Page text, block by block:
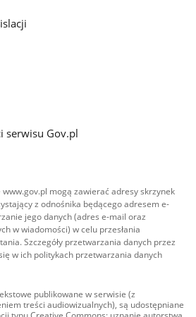
serwisu Gov.pl
mogą zawierać adresy skrzynek
z odnośnika będącego adresem e-
jego danych (adres e-mail oraz
w wiadomości) w celu przesłania
Szczegóły przetwarzania danych przez
w ich politykach przetwarzania danych
publikowane w serwisie (z
treści audiowizualnych), są udostępniane